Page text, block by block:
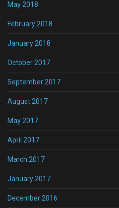
May 2018
February 2018
January 2018
October 2017
September 2017
August 2017
May 2017
April 2017
March 2017
January 2017
December 2016